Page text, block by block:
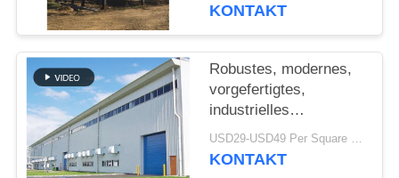
BLOG
SITEMAP
PRIVACY
POLICY
KONTAKT
Robustes, modernes,
vorgefertigtes,
industrielles
Stahlkonstruktionslager
für die Fabrik
USD29-USD49 Per Square Meter MOQ:200 Quadratmeter
KONTAKT